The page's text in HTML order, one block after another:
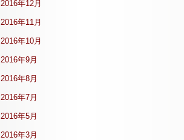
2016年12月
2016年11月
2016年10月
2016年9月
2016年8月
2016年7月
2016年5月
2016年3月